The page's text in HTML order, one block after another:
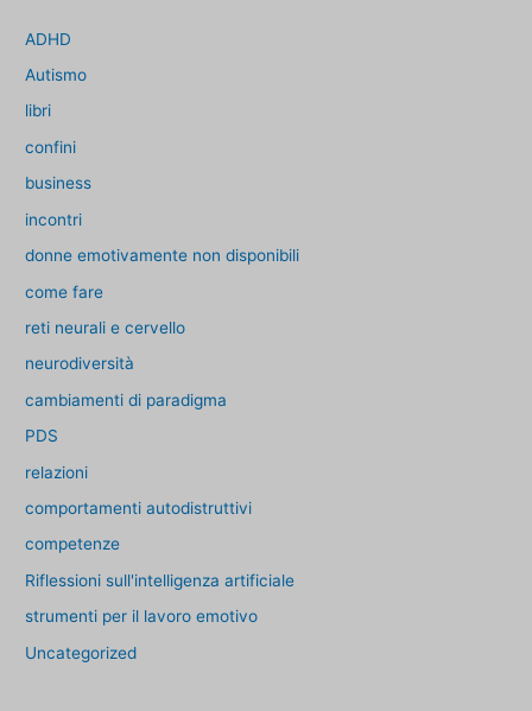
ADHD
Autismo
libri
confini
business
incontri
donne emotivamente non disponibili
come fare
reti neurali e cervello
neurodiversità
cambiamenti di paradigma
PDS
relazioni
comportamenti autodistruttivi
competenze
Riflessioni sull'intelligenza artificiale
strumenti per il lavoro emotivo
Uncategorized